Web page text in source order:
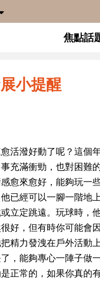
焦點話
小提醒
活潑好動了呢？這個
充滿衝勁，也對困難
愈來愈好，能夠玩一
已經可以一腳一階地
立定跳遠。玩球時，
好，但有時你可能會
精力發洩在戶外活動
，能夠專心一陣子做
正常的，如果你真的